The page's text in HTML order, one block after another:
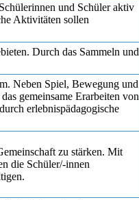
und Schüler aktiv
Aktivitäten sollen
Durch das Sammeln und
Neben Spiel, Bewegung und
gemeinsame Erarbeiten von
erlebnispädagogische
zu stärken. Mit
die Schüler/-innen